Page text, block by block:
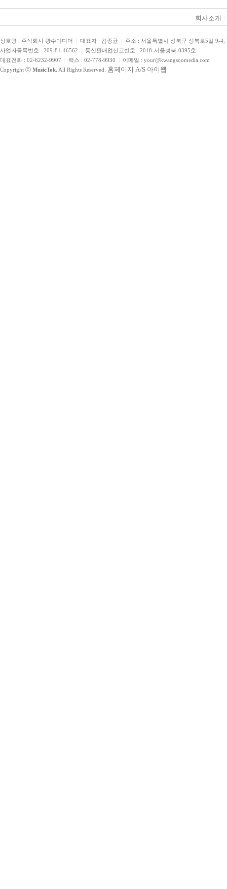
회사소개
상호명 : 주식회사 광수미디어 대표자 : 김종균
주소 : 서울특별시 성북구 성북로5길 9-4,
사업자등록번호 : 209-81-46562
통신판매업신고번호 : 2018-서울성북-0395호
대표전화 : 02-6232-9907
팩스 : 02-778-9930
이메일 : your@kwangsoomedia.com
Copyright ⓒ MusicTok. All Rights Reserved. 홈페이지 A/S 아이웹